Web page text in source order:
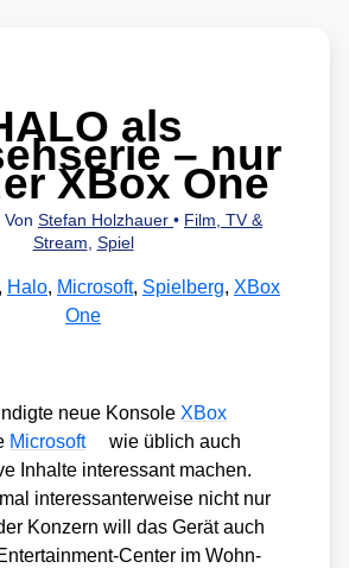
als
– nur
XBox One
Von Stefan Holzhauer • Film, TV &
Stream, Spiel
, Halo, Microsoft, Spielberg, XBox
One
neue Kon­so­le XBox
Micro­soft
wie üblich auch
Inhal­te inter­es­sant machen.
inter­es­san­ter­wei­se nicht nur
Kon­zern will das Gerät auch
Cen­ter im Wohn­